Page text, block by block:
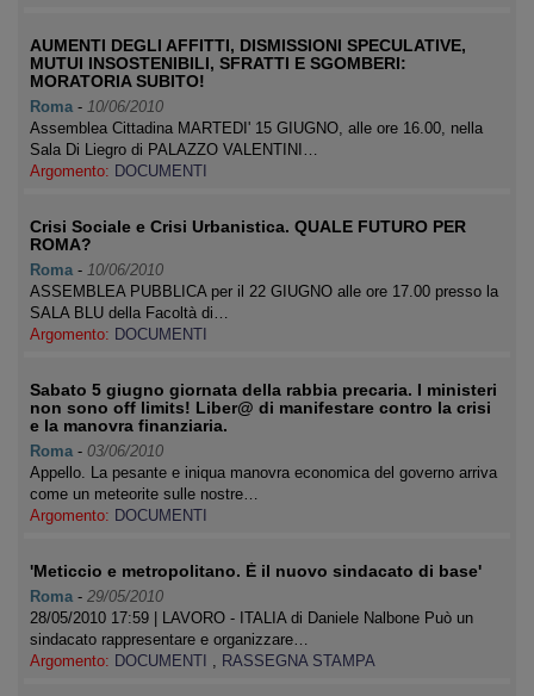
AUMENTI DEGLI AFFITTI, DISMISSIONI SPECULATIVE,
MUTUI INSOSTENIBILI, SFRATTI E SGOMBERI:
MORATORIA SUBITO!
Roma - 10/06/2010
Assemblea Cittadina MARTEDI' 15 GIUGNO, alle ore 16.00, nella
Sala Di Liegro di PALAZZO VALENTINI…
Argomento: DOCUMENTI
Crisi Sociale e Crisi Urbanistica. QUALE FUTURO PER
ROMA?
Roma - 10/06/2010
ASSEMBLEA PUBBLICA per il 22 GIUGNO alle ore 17.00 presso la
SALA BLU della Facoltà di…
Argomento: DOCUMENTI
Sabato 5 giugno giornata della rabbia precaria. I ministeri
non sono off limits! Liber@ di manifestare contro la crisi
e la manovra finanziaria.
Roma - 03/06/2010
Appello. La pesante e iniqua manovra economica del governo arriva
come un meteorite sulle nostre…
Argomento: DOCUMENTI
'Meticcio e metropolitano. È il nuovo sindacato di base'
Roma - 29/05/2010
28/05/2010 17:59 | LAVORO - ITALIA di Daniele Nalbone Può un
sindacato rappresentare e organizzare…
Argomento: DOCUMENTI , RASSEGNA STAMPA